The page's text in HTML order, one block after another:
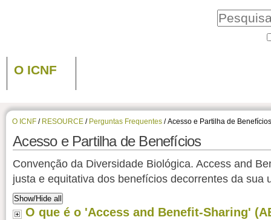
O ICNF
O ICNF / RESOURCE / Perguntas Frequentes /Acesso e Partilha de Benefícios
Acesso e Partilha de Benefícios
Convenção da Diversidade Biológica. Access and
justa e equitativa dos benefícios decorrentes da sua
Show/Hide all
O que é o 'Access and Benefit-Sharing'